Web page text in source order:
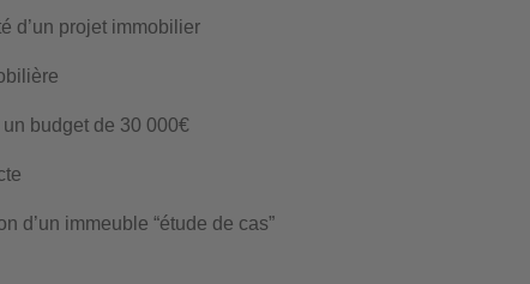
d’un projet immobilier
budget de 30 000€
d’un immeuble “étude de cas”